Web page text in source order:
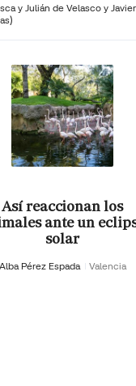
y Julián de Velasco y Javier
Así reaccionan los
ante un
solar
Alba Pérez Espada Valencia